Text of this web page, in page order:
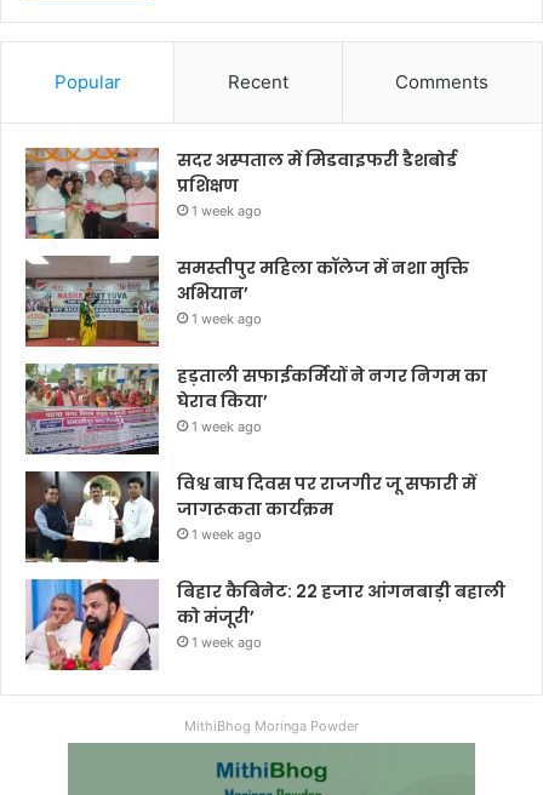
Popular Recent Comments
सदर अस्पताल में मिडवाइफरी डैशबोर्ड
प्रशिक्षण
1 week ago
समस्तीपुर महिला कॉलेज में नशा मुक्ति
अभियान’
1 week ago
हड़ताली सफाईकर्मियों ने नगर निगम का
घेराव किया’
1 week ago
विश्व बाघ दिवस पर राजगीर जू सफारी में
जागरूकता कार्यक्रम
1 week ago
बिहार कैबिनेट: 22 हजार आंगनबाड़ी बहाली
को मंजूरी’
1 week ago
MithiBhog Moringa Powder